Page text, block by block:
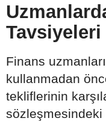
Tavsiyeleri
Finans
kullanmadan
tekliflerinin